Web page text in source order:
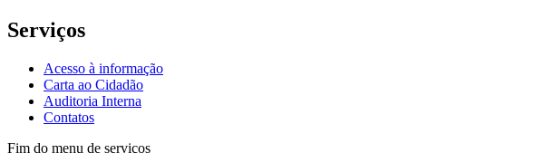
Serviços
Acesso à informação
Carta ao Cidadão
Auditoria Interna
Contatos
Fim do menu de serviços